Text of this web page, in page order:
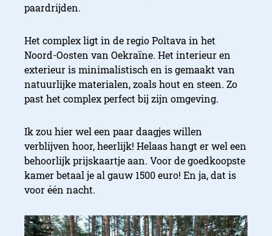
paardrijden.
Het complex ligt in de regio Poltava in het
Noord-Oosten van Oekraïne. Het interieur en
exterieur is minimalistisch en is gemaakt van
natuurlijke materialen, zoals hout en steen. Zo
past het complex perfect bij zijn omgeving.
Ik zou hier wel een paar daagjes willen
verblijven hoor, heerlijk! Helaas hangt er wel een
behoorlijk prijskaartje aan. Voor de goedkoopste
kamer betaal je al gauw 1500 euro! En ja, dat is
voor één nacht.